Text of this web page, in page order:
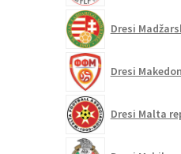
Dresi
Dresi
Dresi Malta